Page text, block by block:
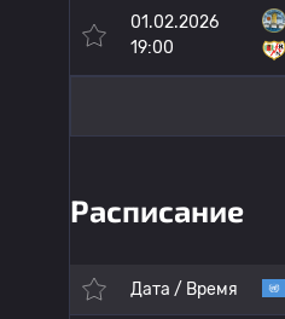
01.02.2026
19:00
Расписание
Дата / Время